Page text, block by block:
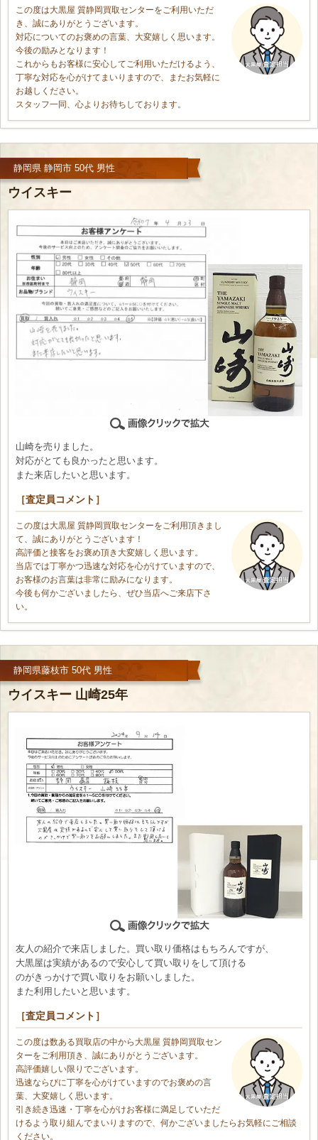
この度は大黒屋 質静岡買取センターをご利用いただ
き、誠にありがとうございます。
対応についてのお褒めの言葉、大変嬉しく思います。
今後の励みとなります！
これからもお客様に安心してご利用いただけるよう、
丁寧な対応を心がけてまいりますので、またお気軽に
お越しください。
スタッフ一同、心よりお待ちしております。
静岡県 静岡市 50代 男性
ウイスキー
山崎を売りました。
対応がとても良かったと思います。
また来店したいと思います。
［査定員コメント］
この度は大黒屋 質静岡買取センターをご利用頂きまし
て、誠にありがとうございます！
高評価と接客をお褒め頂き大変嬉しく思います。
当店では丁寧かつ迅速な対応を心がけていますので、
お客様のお言葉は非常に励みになります。
今後も何かございましたら、ぜひ当店へご来店下さ
い。
静岡県藤枝市 50代 男性
ウイスキー 山崎25年
友人の紹介で来店しました。買い取り価格はもちろんですが、
大黒屋は実績があるので安心して買い取りをして頂ける
のがきっかけで買い取りをお願いしました。
また利用したいと思います。
［査定員コメント］
この度は数ある買取店の中から大黒屋 質静岡買取セン
ターをご利用頂き、誠にありがとうございます。
高評価嬉しい限りでございます。
迅速ならびに丁寧を心がけていますのでお褒めの言
葉、大変嬉しく思います。
引き続き迅速・丁寧を心がけお客様に満足していただ
けるよう取り組んでまいりますので、何かございましたらお気軽にご相談
ください。